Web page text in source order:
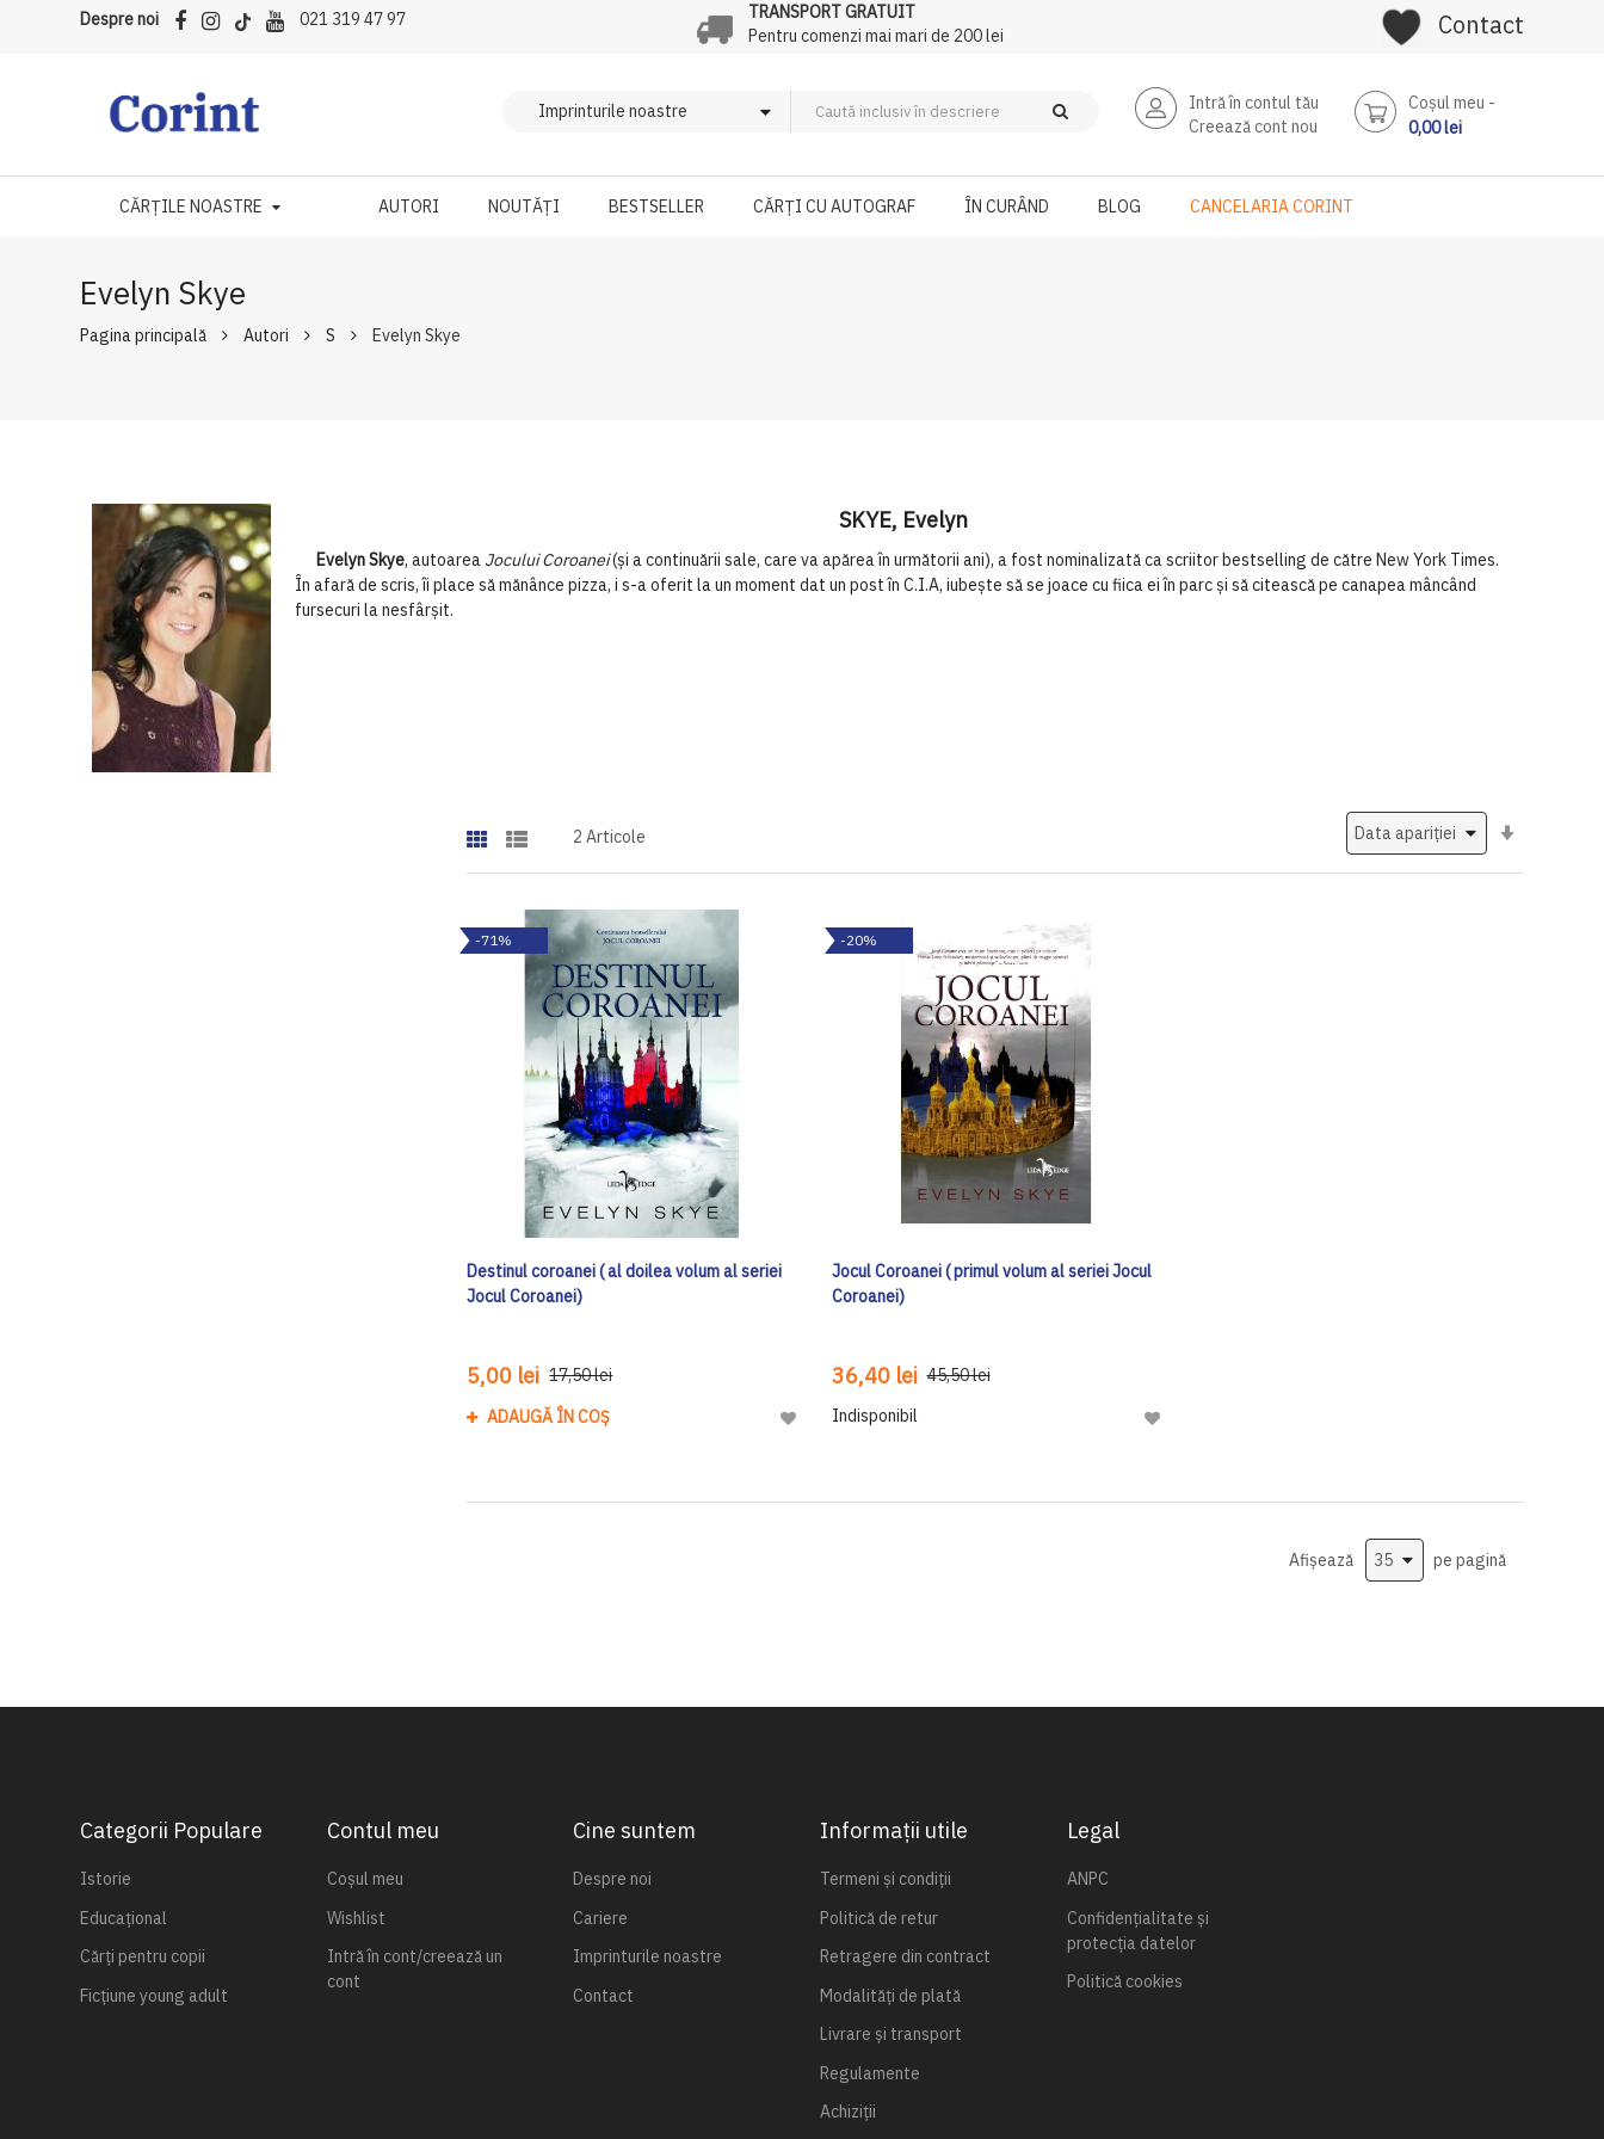
Despre noi 021 319 47 97
TRANSPORT GRATUIT
Pentru comenzi mai mari de 200 lei
Contact
Intră în contul tău
Creează cont nou
Coşul meu
0,00 lei
CĂRȚILE NOASTRE AUTORI NOUTĂȚI BESTSELLER CĂRȚI CU AUTOGRAF ÎN CURÂND BLOG CANCELARIA CORINT
Evelyn Skye
Pagina principală Autori S Evelyn Skye
SKYE, Evelyn
Evelyn Skye, autoarea Jocului Coroanei(și a continuării sale, care va apărea în următorii ani), a fost nominalizată ca scriitor bestselling de către New York Times.
În afară de scris, îi place să mănânce pizza, i s-a oferit la un moment dat un post în C.I.A, iubește să se joace cu fiica ei în parc și să citească pe canapea mâncând
fursecuri la nesfârșit.
2 Articole
-71%
Destinul coroanei ( al doilea volum al seriei
Jocul Coroanei)
5,00 lei 17,50 lei
ADAUGĂ ÎN COȘ
Adaugă
de
-20%
Jocul Coroanei ( primul volum al seriei Jocul
Coroanei)
36,40 lei 45,50 lei
Indisponibil
Adaugă
de
Afișează
pe pagină
Categorii Populare
Istorie
Educațional
Cărți pentru copii
Ficțiune young adult
Contul meu
Coșul meu
Wishlist
Intră în cont/creează un
cont
Cine suntem
Despre noi
Cariere
Imprinturile noastre
Contact
Informații utile
Termeni și condiții
Politică de retur
Retragere din contract
Modalități de plată
Livrare și transport
Regulamente
Achiziții
Legal
ANPC
Confidențialitate și
protecția datelor
Politică cookies